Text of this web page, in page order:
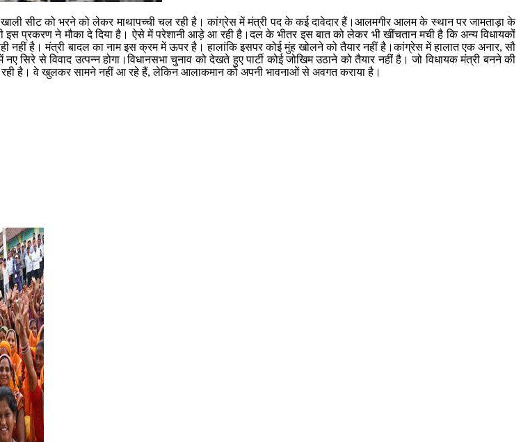
सीट को भरने को लेकर माथापच्ची चल रही है। कांग्रेस में मंत्री पद के कई दावेदार हैं।आलमगीर आलम के स्थान पर जामताड़ा के
इस प्रकरण ने मौका दे दिया है। ऐसे में परेशानी आड़े आ रही है।दल के भीतर इस बात को लेकर भी खींचतान मची है कि अन्य विधायकों
नहीं है। मंत्री बादल का नाम इस क्रम में ऊपर है। हालांकि इसपर कोई मुंह खोलने को तैयार नहीं है।कांग्रेस में हालात एक अनार, सौ
सिरे से विवाद उत्पन्न होगा।विधानसभा चुनाव को देखते हुए पार्टी कोई जोखिम उठाने को तैयार नहीं है। जो विधायक मंत्री बनने की
रही है। वे खुलकर सामने नहीं आ रहे हैं, लेकिन आलाकमान को अपनी भावनाओं से अवगत कराया है।